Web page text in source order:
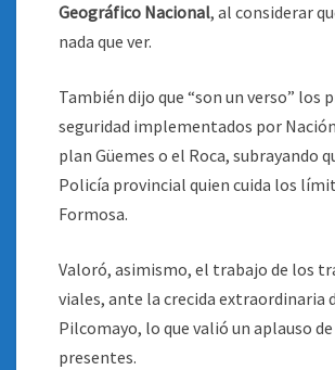
Geográfico Nacional, al considerar
nada que ver.
También dijo que “son un verso” los
seguridad implementados por
plan Güemes o el Roca, subrayando
Policía provincial quien cuida los
Formosa.
Valoró, asimismo, el trabajo de los
viales, ante la crecida extraordinaria
Pilcomayo, lo que valió un aplauso
presentes.